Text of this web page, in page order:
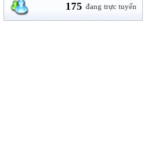
175 đang trực tuyến